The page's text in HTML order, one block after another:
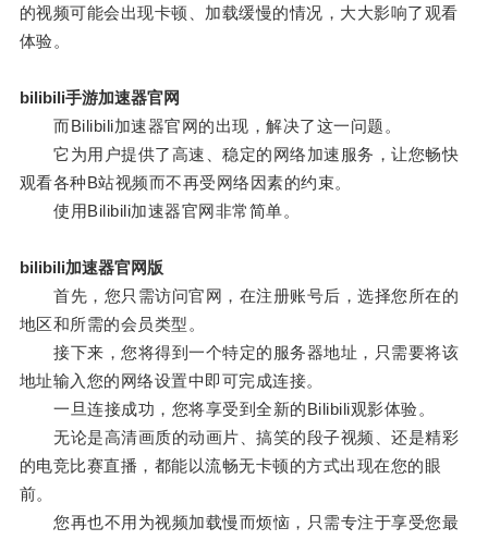
的视频可能会出现卡顿、加载缓慢的情况，大大影响了观看
体验。
bilibili手游加速器官网
而Bilibili加速器官网的出现，解决了这一问题。
它为用户提供了高速、稳定的网络加速服务，让您畅快
观看各种B站视频而不再受网络因素的约束。
使用Bilibili加速器官网非常简单。
bilibili加速器官网版
首先，您只需访问官网，在注册账号后，选择您所在的
地区和所需的会员类型。
接下来，您将得到一个特定的服务器地址，只需要将该
地址输入您的网络设置中即可完成连接。
一旦连接成功，您将享受到全新的Bilibili观影体验。
无论是高清画质的动画片、搞笑的段子视频、还是精彩
的电竞比赛直播，都能以流畅无卡顿的方式出现在您的眼
前。
您再也不用为视频加载慢而烦恼，只需专注于享受您最